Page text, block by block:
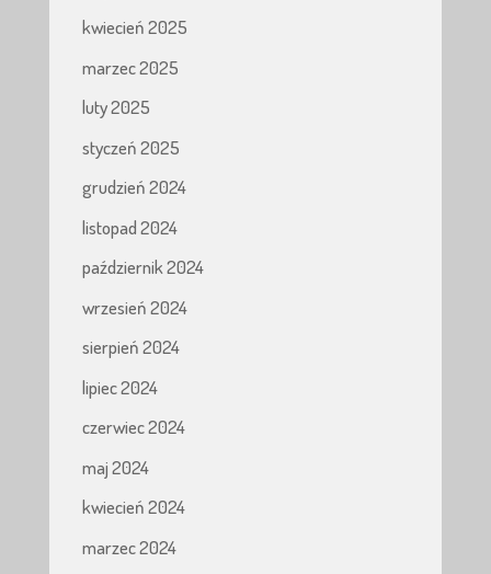
kwiecień 2025
marzec 2025
luty 2025
styczeń 2025
grudzień 2024
listopad 2024
październik 2024
wrzesień 2024
sierpień 2024
lipiec 2024
czerwiec 2024
maj 2024
kwiecień 2024
marzec 2024